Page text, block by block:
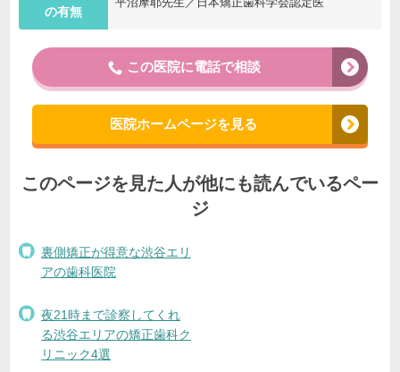
の有無
この医院に電話で相談
医院ホームページを見る
このページを見た人が他にも読んでいるペー
ジ
裏側矯正が得意な渋谷エリ
アの歯科医院
夜21時まで診察してくれ
る渋谷エリアの矯正歯科ク
リニック4選